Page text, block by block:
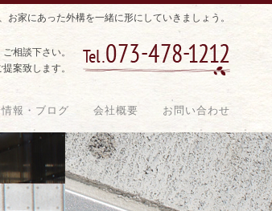
家にあった外構を一緒に形にしていきましょう。
相談下さい。
案致します。
報・ブログ 会社概要 お問い合わせ